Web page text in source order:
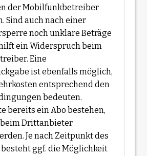
der Mobilfunkbetreiber
Sind auch nach einer
noch unklare Beträge
ein Widerspruch beim
Eine
ist ebenfalls möglich,
entsprechend den
bedeuten.
bereits ein Abo bestehen,
Drittanbieter
Je nach Zeitpunkt des
ggf. die Möglichkeit